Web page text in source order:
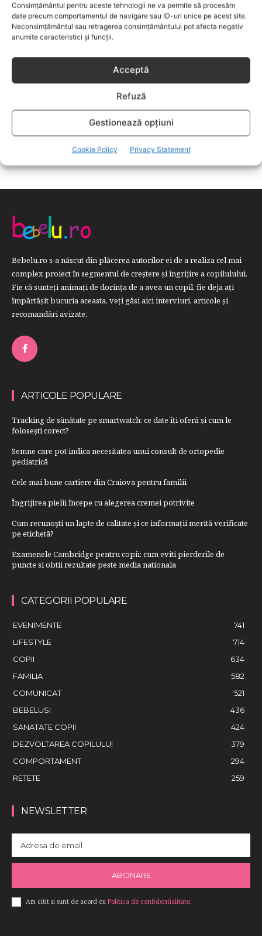
Consimțământul pentru aceste tehnologii ne va permite să procesăm
date precum comportamentul de navigare sau ID-uri unice pe acest site.
Neconsimțământul sau retragerea consimțământului pot afecta negativ
anumite caracteristici și funcții.
Acceptă
Refuză
Gestionează opțiuni
Cookie Policy Privacy Statement
LIFESTYLE
714
COPII
634
FAMILIA
COMUNICAT
521
DEZVOLTAREA COPILULUI
379
Bebelu.ro s-a născut din plăcerea autorilor ei de a realiza cel mai
complex proiect în segmentul de creştere şi îngrijire a copilulului.
Fie că sunteţi animaţi de dorinţa de a avea un copil, fie deja aţi
împărtăşit bucuria aceasta, veți găsi aici interviuri, articole şi
recomandări avizate.
ARTICOLE POPULARE
Tracking de sănătate pe smartwatch: ce date îți oferă și cum le
folosești corect?
Semne care pot indica necesitatea unui consult de ortopedie
pediatrică
Cele mai bune cartiere din Craiova pentru familii
Îngrijirea pielii începe cu alegerea cremei potrivite
Cum recunoști un lapte de calitate și ce informații merită verificate
pe etichetă?
Examenele Cambridge pentru copii: cum eviti pierderile de
puncte si obtii rezultate peste media nationala
CATEGORII POPULARE
EVENIMENTE
741
LIFESTYLE
714
COPII
634
FAMILIA
582
COMUNICAT
521
BEBELUSI
436
SANATATE COPII
424
DEZVOLTAREA COPILULUI
379
COMPORTAMENT
294
RETETE
259
NEWSLETTER
ABONARE
Am citit si sunt de acord cu Politica de confidentialitate.